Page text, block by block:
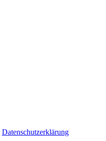
Datenschutzerklärung